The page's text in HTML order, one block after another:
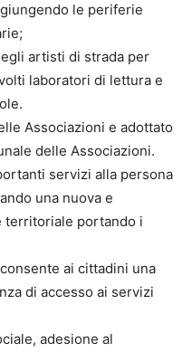
le periferie
artisti di strada per
laboratori di lettura e
Associazioni e adottato
delle Associazioni.
servizi alla persona
una nuova e
territoriale portando i
ai cittadini una
di accesso ai servizi
adesione al